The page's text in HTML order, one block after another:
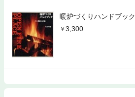
暖炉づくりハンドブック
3,300